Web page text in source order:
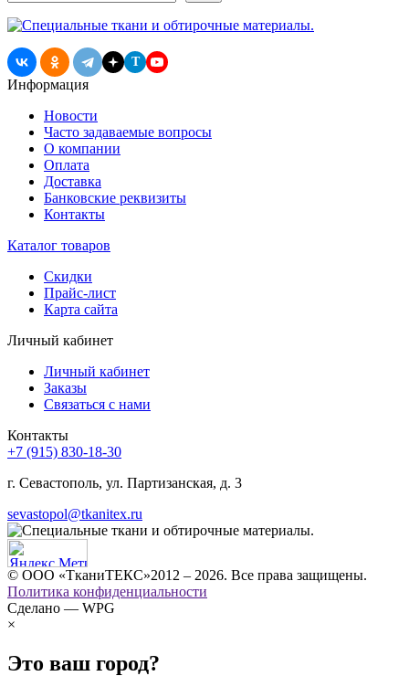
T
Информация
Новости
Часто задаваемые вопросы
О компании
Оплата
Доставка
Банковские реквизиты
Контакты
Каталог товаров
Скидки
Прайс-лист
Карта сайта
Личный кабинет
Личный кабинет
Заказы
Связаться с нами
Контакты
+7 (915) 830-18-30
г. Севастополь, ул. Партизанская, д. 3
sevastopol@tkanitex.ru
© ООО «ТканиТЕКС»2012 – 2026. Все права защищены.
Политика конфиденциальности
Сделано — WPG
×
Это ваш город?